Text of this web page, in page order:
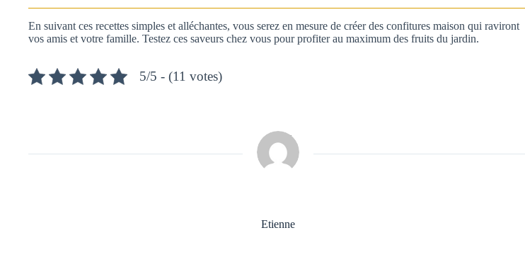
En suivant ces recettes simples et alléchantes, vous serez en mesure de créer des confitures maison qui raviront
vos amis et votre famille. Testez ces saveurs chez vous pour profiter au maximum des fruits du jardin.
5/5 - (11 votes)
Etienne